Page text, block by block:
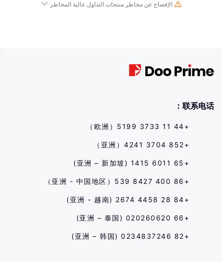
الإفصاح عن مخاطر منتجات التداول عالية المخاطر
مشورة مهنية مستقلة.
联系电话：
+44 11 3733 5199（欧洲）
+852 3704 4241（亚洲）
+65 6011 1415 (亚洲 – 新加坡)
+86 400 8427 539（亚洲 - 中国地区）
+84 28 4458 2674 (亚洲 - 越南)
+66 020260620 (亚洲 – 泰国)
+82 0234837246 (亚洲 – 韩国)